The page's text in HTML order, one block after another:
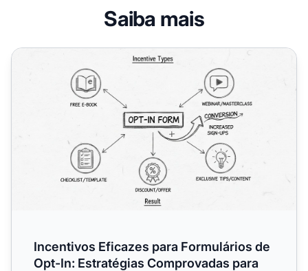
Saiba mais
Incentivos Eficazes para Formulários de Opt-In:
Incentivos Eficazes para Formulários de
Opt-In: Estratégias Comprovadas para